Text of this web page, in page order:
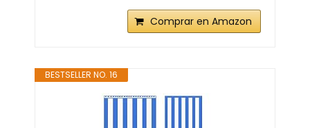
Comprar en Amazon
BESTSELLER NO. 16